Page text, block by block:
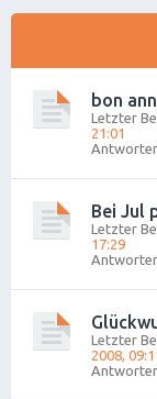
bon
Letzter
21:01
Bei Jul
Letzter
17:29
Letzter
2008,